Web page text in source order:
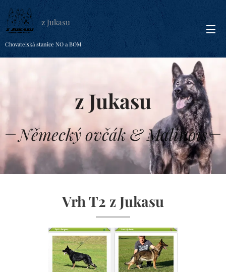
z Jukasu
Chovatelská stanice NO a BOM
z Jukasu
Německý ovčák & Malinois
Vrh T2 z Jukasu